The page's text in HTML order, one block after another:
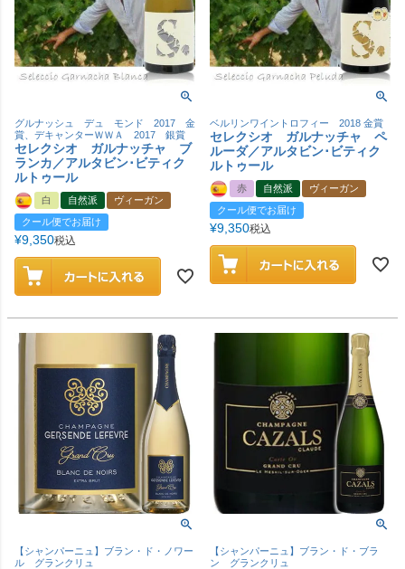
グルナッシュ デュ モンド 2017 金
賞、デキャンターＷＷＡ 2017 銀賞
セレクシオ ガルナッチャ ブ
ランカ／アルタビン･ビティク
ルトゥール
白 自然派
ヴィーガン
クール便でお届け
¥9,350税込
ベルリンワイントロフィー 2018 金賞
セレクシオ ガルナッチャ ペ
ルーダ／アルタビン･ビティク
ルトゥール
赤 自然派
ヴィーガン
クール便でお届け
¥9,350税込
【シャンパーニュ】ブラン・ド・ノワー
ル グランクリュ
【シャンパーニュ】ブラン・ド・ブラ
ン グランクリュ